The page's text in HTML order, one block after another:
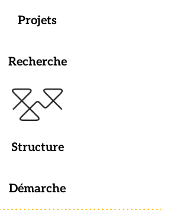
Projets
Recherche
Structure
Démarche